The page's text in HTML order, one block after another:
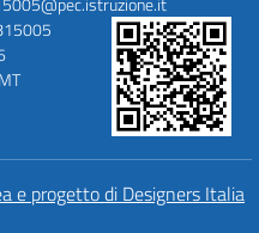
e progetto di Designers Italia